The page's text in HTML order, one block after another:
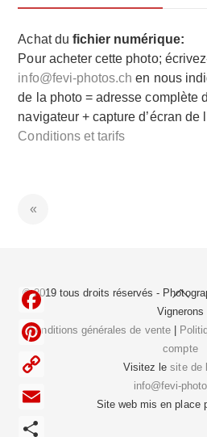
Achat du fichier numérique:
Pour acheter cette photo;
info@fevi-photos.ch en nous
de la photo = adresse complète
navigateur + capture d’écran de
Conditions et tarifs
Back
To
Top
© 2019 tous droits réservés -
Vignerons
Conditions générales de vente|
compte
Visitez lesite de
info@fevi-
Site web mis en place
F
c
e
b
C